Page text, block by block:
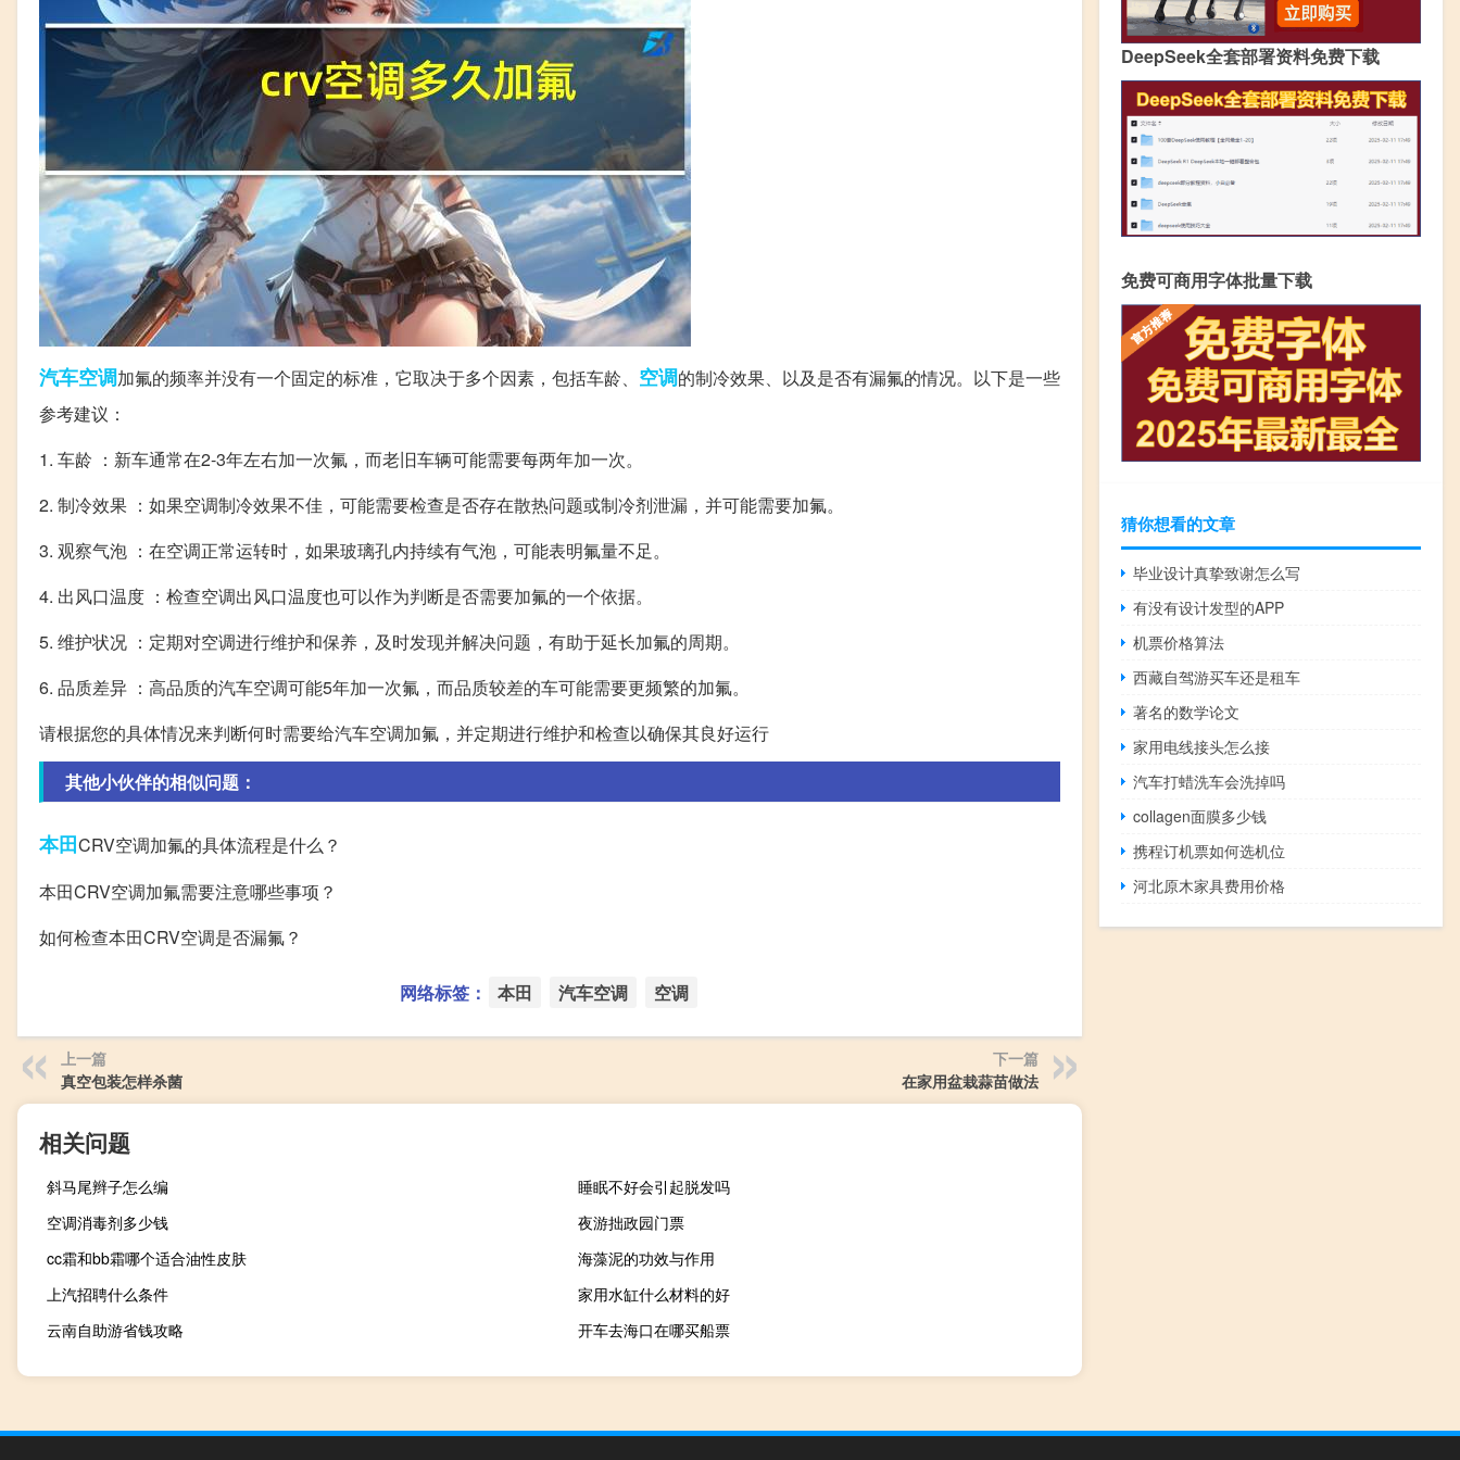
汽车空调加氟的频率并没有一个固定的标准，它取决于多个因素，包括车龄、 空调的制冷效果、以及是否有漏氟的情况。以下是一些
参考建议：
1. 车龄 ：新车通常在2-3年左右加一次氟，而老旧车辆可能需要每两年加一次。
2. 制冷效果 ：如果空调制冷效果不佳，可能需要检查是否存在散热问题或制冷剂泄漏，并可能需要加氟。
3. 观察气泡 ：在空调正常运转时，如果玻璃孔内持续有气泡，可能表明氟量不足。
4. 出风口温度 ：检查空调出风口温度也可以作为判断是否需要加氟的一个依据。
5. 维护状况 ：定期对空调进行维护和保养，及时发现并解决问题，有助于延长加氟的周期。
6. 品质差异 ：高品质的汽车空调可能5年加一次氟，而品质较差的车可能需要更频繁的加氟。
请根据您的具体情况来判断何时需要给汽车空调加氟，并定期进行维护和检查以确保其良好运行
其他小伙伴的相似问题：
本田CRV空调加氟的具体流程是什么？
本田CRV空调加氟需要注意哪些事项？
如何检查本田CRV空调是否漏氟？
网络标签： 本田 汽车空调 空调
上一篇
真空包装怎样杀菌
下一篇
在家用盆栽蒜苗做法
相关问题
斜马尾辫子怎么编
睡眠不好会引起脱发吗
空调消毒剂多少钱
夜游拙政园门票
cc霜和bb霜哪个适合油性皮肤
海藻泥的功效与作用
上汽招聘什么条件
家用水缸什么材料的好
云南自助游省钱攻略
开车去海口在哪买船票
DeepSeek全套部署资料免费下载
免费可商用字体批量下载
猜你想看的文章
毕业设计真挚致谢怎么写
有没有设计发型的APP
机票价格算法
西藏自驾游买车还是租车
著名的数学论文
家用电线接头怎么接
汽车打蜡洗车会洗掉吗
collagen面膜多少钱
携程订机票如何选机位
河北原木家具费用价格